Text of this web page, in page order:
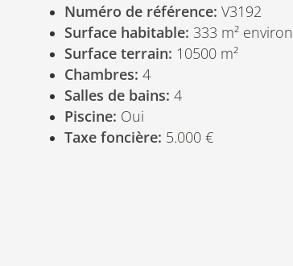
Numéro de référence: V3192
Surface habitable: 333 m² environ
Surface terrain: 10500 m²
Chambres: 4
Salles de bains: 4
Piscine: Oui
Taxe foncière: 5.000 €